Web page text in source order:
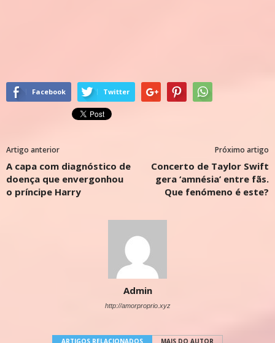
Facebook Twitter
Artigo anterior
A capa com diagnóstico de
doença que envergonhou
o príncipe Harry
Próximo artigo
Concerto de Taylor Swift
gera ‘amnésia’ entre fãs.
Que fenómeno é este?
Admin
http://amorproprio.xyz
ARTIGOS RELACIONADOS MAIS DO AUTOR